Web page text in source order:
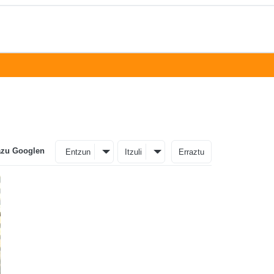
Googlen Entzun Itzuli Erraztu